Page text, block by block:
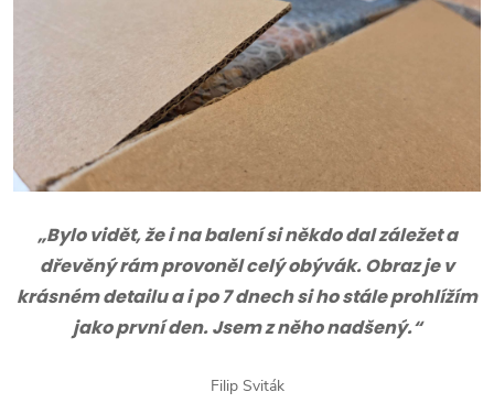
„Bylo vidět, že i na balení si někdo dal záležet a
dřevěný rám provoněl celý obývák. Obraz je v
krásném detailu a i po 7 dnech si ho stále prohlížím
jako první den. Jsem z něho nadšený.“
Filip Sviták